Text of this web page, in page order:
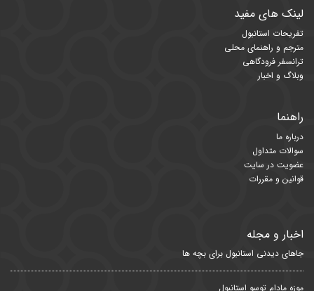
لینک های مفید
تفریحات استانبول
مترجم و راهنمای محلی
ترانسفر فرودگاهی
وبلاگ و اخبار
راهنما
درباره ما
سوالات متداول
عضویت در سایت
قوانین و مقررات
اخبار و مجله
جاهای دیدنی استانبول برای بچه ها
موزه مادام توسو استانبول